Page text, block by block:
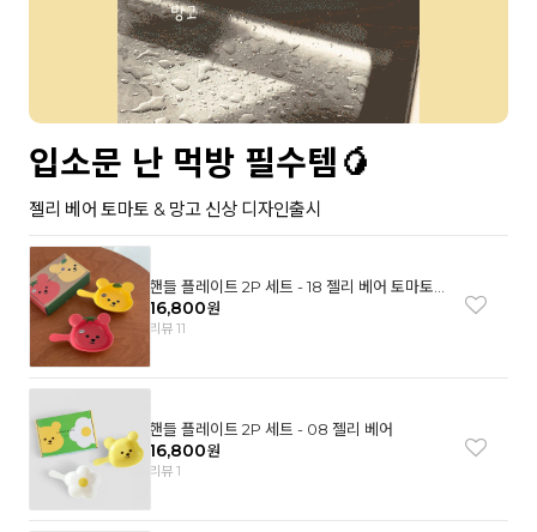
입소문 난 먹방 필수템🥭
젤리 베어 토마토 & 망고 신상 디자인출시
핸들 플레이트 2P 세트 - 18 젤리 베어 토마토
& 망고
16,800원
리뷰 11
핸들 플레이트 2P 세트 - 08 젤리 베어
16,800원
리뷰 1